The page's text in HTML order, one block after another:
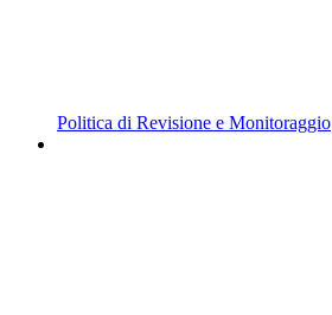
Politica di Revisione e Monitoraggio